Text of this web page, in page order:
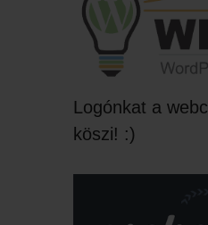
Logónkat a
köszi! :)